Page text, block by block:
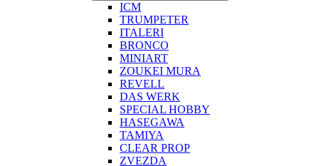
ICM
TRUMPETER
ITALERI
BRONCO
MINIART
ZOUKEI MURA
REVELL
DAS WERK
SPECIAL HOBBY
HASEGAWA
TAMIYA
CLEAR PROP
ZVEZDA